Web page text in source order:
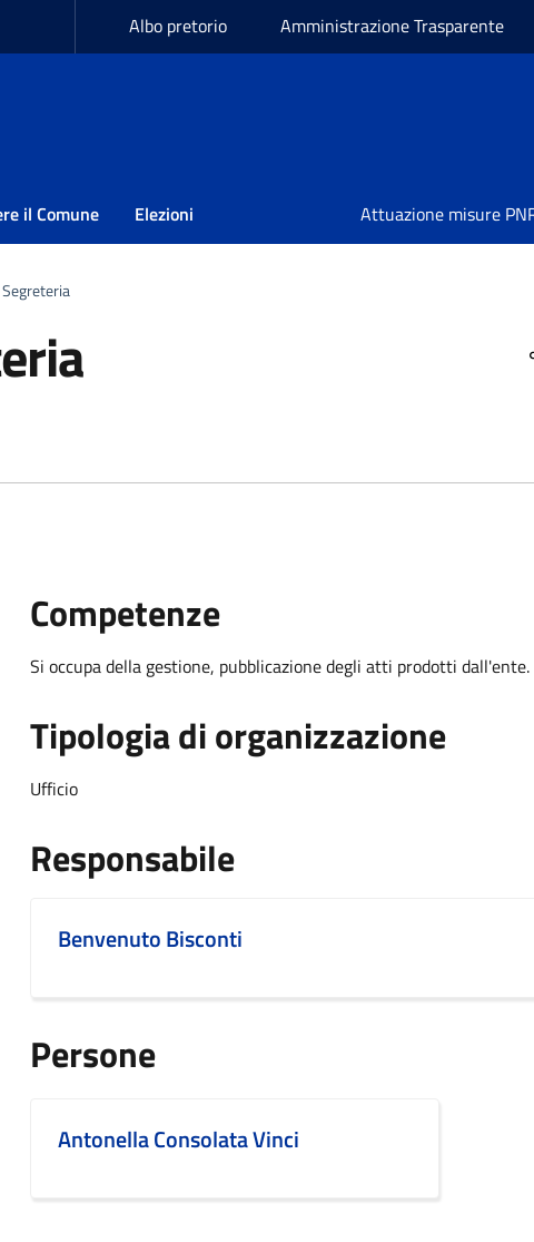
Albo pretorio Amministrazione Trasparente
il Comune Elezioni Attuazione misure
Competenze
Si occupa della gestione, pubblicazione degli atti prodotti dall'ente.
Tipologia di organizzazione
Ufficio
Responsabile
Benvenuto Bisconti
Persone
Antonella Consolata Vinci